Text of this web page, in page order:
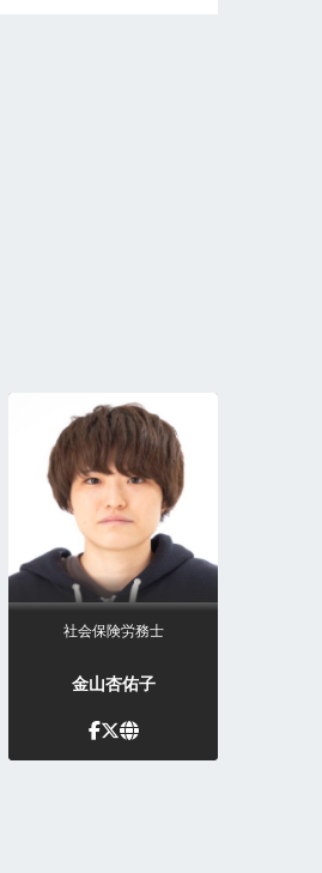
社会保険労務士
金山杏佑子